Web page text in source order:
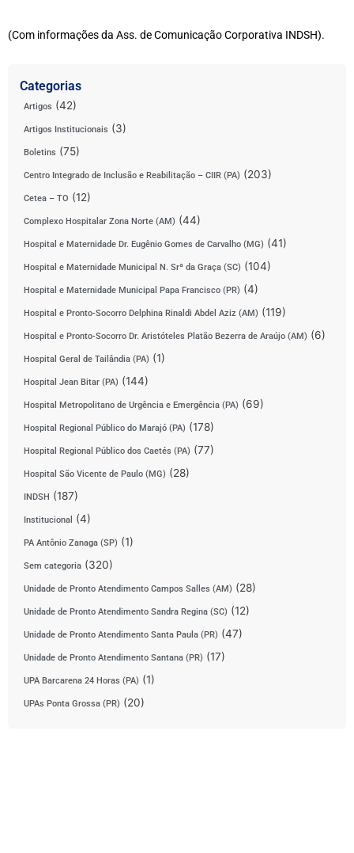
(Com informações da Ass. de Comunicação Corporativa INDSH).
Categorias
Artigos (42)
Artigos Institucionais (3)
Boletins (75)
Centro Integrado de Inclusão e Reabilitação – CIIR (PA) (203)
Cetea – TO (12)
Complexo Hospitalar Zona Norte (AM) (44)
Hospital e Maternidade Dr. Eugênio Gomes de Carvalho (MG) (41)
Hospital e Maternidade Municipal N. Srª da Graça (SC) (104)
Hospital e Maternidade Municipal Papa Francisco (PR) (4)
Hospital e Pronto-Socorro Delphina Rinaldi Abdel Aziz (AM) (119)
Hospital e Pronto-Socorro Dr. Aristóteles Platão Bezerra de Araújo (AM) (6)
Hospital Geral de Tailândia (PA) (1)
Hospital Jean Bitar (PA) (144)
Hospital Metropolitano de Urgência e Emergência (PA) (69)
Hospital Regional Público do Marajó (PA) (178)
Hospital Regional Público dos Caetés (PA) (77)
Hospital São Vicente de Paulo (MG) (28)
INDSH (187)
Institucional (4)
PA Antônio Zanaga (SP) (1)
Sem categoria (320)
Unidade de Pronto Atendimento Campos Salles (AM) (28)
Unidade de Pronto Atendimento Sandra Regina (SC) (12)
Unidade de Pronto Atendimento Santa Paula (PR) (47)
Unidade de Pronto Atendimento Santana (PR) (17)
UPA Barcarena 24 Horas (PA) (1)
UPAs Ponta Grossa (PR) (20)